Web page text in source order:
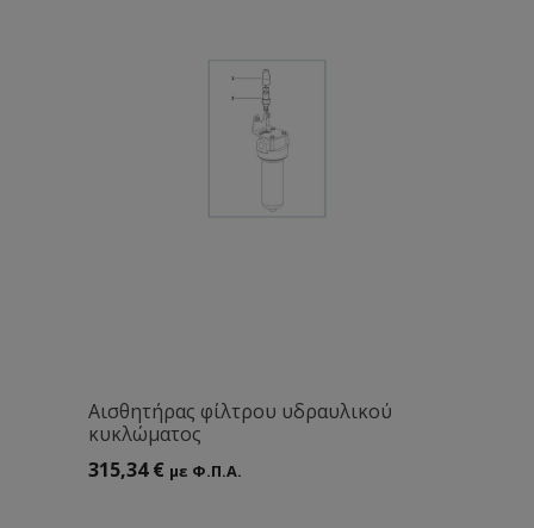
Aισθητήρας φίλτρου υδραυλικού
κυκλώματος
315,34€ με Φ.Π.Α.